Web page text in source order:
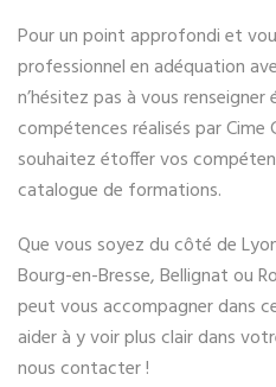
Pour un point approfondi et
professionnel en adéquation
n’hésitez pas à vous
compétences réalisés par Cime
souhaitez étoffer vos
catalogue de formations.
Que vous soyez du côté de
Bourg-en-Bresse, Bellignat ou
peut vous accompagner dans
aider à y voir plus clair dans
nous contacter !